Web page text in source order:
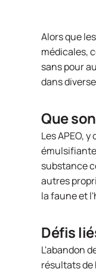
Alors que
médicales,
sans pour
dans
Que
Les APEO,
substance
autres
la faune et
Défis
L'abandon
résultats de